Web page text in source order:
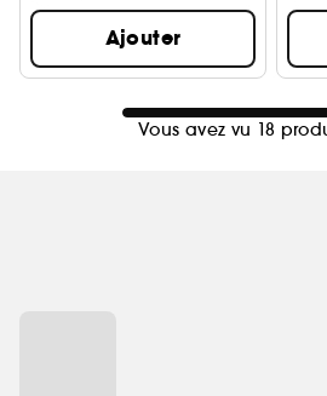
Ajouter
Vous avez vu 18